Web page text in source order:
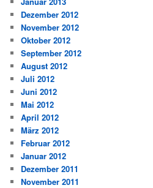
Dezember 2012
November 2012
Oktober 2012
September 2012
August 2012
Juli 2012
Juni 2012
Mai 2012
April 2012
März 2012
Februar 2012
Januar 2012
Dezember 2011
November 2011